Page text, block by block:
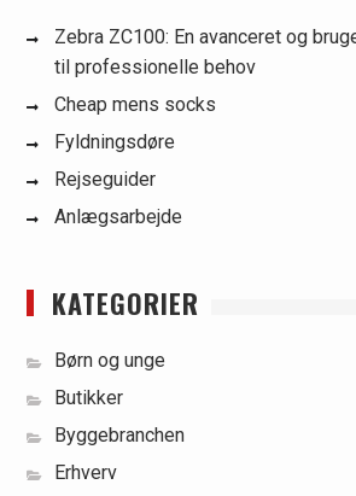
Zebra ZC100: En avanceret og
til professionelle behov
Cheap mens socks
Fyldningsdøre
Rejseguider
Anlægsarbejde
KATEGORIER
Børn og unge
Butikker
Byggebranchen
Erhverv